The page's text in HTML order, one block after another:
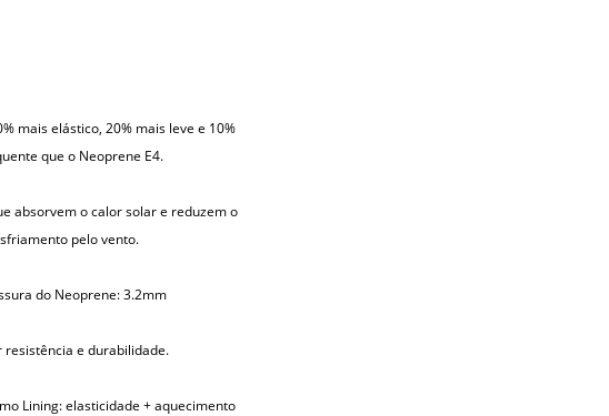
mais elástico, 20% mais leve e 10%
que o Neoprene E4.
absorvem o calor solar e reduzem o
pelo vento.
do Neoprene: 3.2mm
resistência e durabilidade.
Lining: elasticidade + aquecimento